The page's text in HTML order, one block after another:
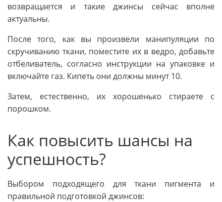
возвращается и такие джинсы сейчас вполне
актуальны.
После того, как вы произвели манипуляции по
скручиванию ткани, поместите их в ведро, добавьте
отбеливатель, согласно инструкции на упаковке и
включайте газ. Кипеть они должны минут 10.
Затем, естественно, их хорошенько стираете с
порошком.
Как повысить шансы на
успешность?
Выбором подходящего для ткани пигмента и
правильной подготовкой джинсов: